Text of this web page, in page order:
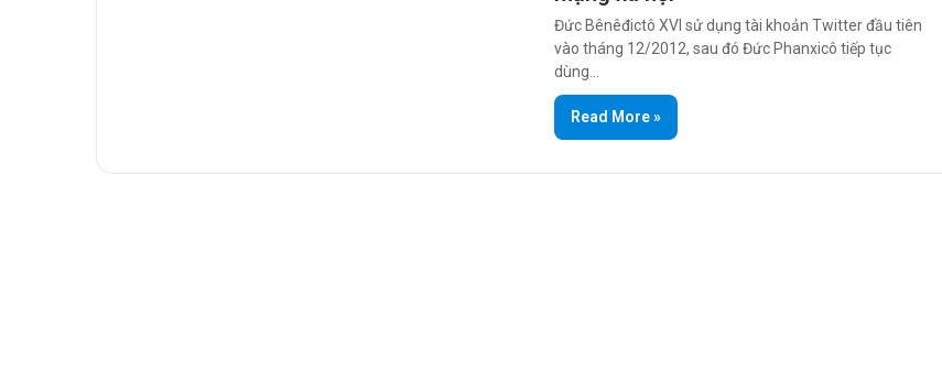
Đức Bênêđictô XVI sử dụng tài khoản Twitter đầu tiên
vào tháng 12/2012, sau đó Đức Phanxicô tiếp tục
dùng…
Read More »